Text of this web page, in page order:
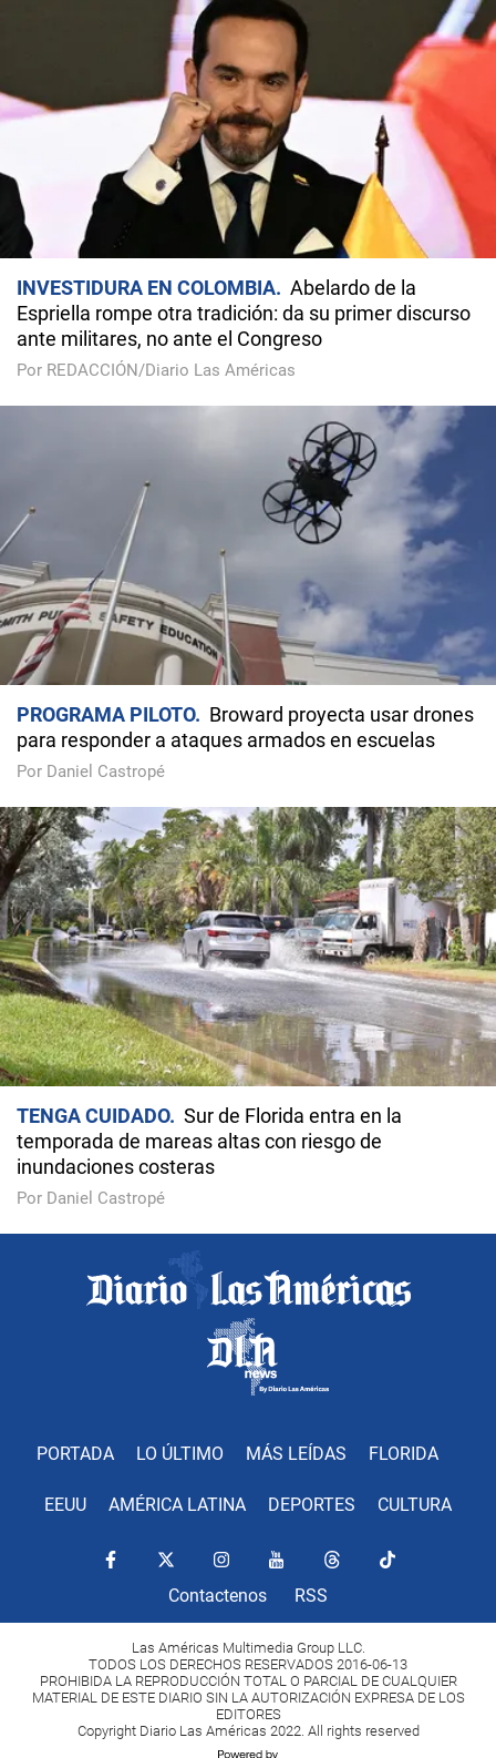
INVESTIDURA EN COLOMBIA
Abelardo de la
Espriella rompe otra tradición: da su primer discurso
ante militares, no ante el Congreso
Por REDACCIÓN/Diario Las Américas
PROGRAMA PILOTO
Broward proyecta usar drones
para responder a ataques armados en escuelas
Por Daniel Castropé
TENGA CUIDADO
Sur de Florida entra en la
temporada de mareas altas con riesgo de
inundaciones costeras
Por Daniel Castropé
PORTADA LO ÚLTIMO MÁS LEÍDAS FLORIDA
EEUU AMÉRICA LATINA DEPORTES CULTURA
Contactenos RSS
Las Américas Multimedia Group LLC.
TODOS LOS DERECHOS RESERVADOS 2016-06-13
PROHIBIDA LA REPRODUCCIÓN TOTAL O PARCIAL DE CUALQUIER
MATERIAL DE ESTE DIARIO SIN LA AUTORIZACIÓN EXPRESA DE LOS
EDITORES
Copyright Diario Las Américas 2022. All rights reserved